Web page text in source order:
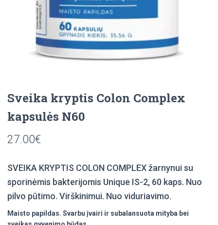
Sveika kryptis Colon Complex
kapsulės N60
27.00€
SVEIKA KRYPTIS COLON COMPLEX žarnynui su
sporinėmis bakterijomis Unique IS-2, 60 kaps. Nuo
pilvo pūtimo. Virškinimui. Nuo viduriavimo.
Maisto papildas. Svarbu įvairi ir subalansuota mityba bei